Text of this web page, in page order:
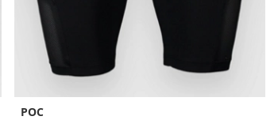
POC